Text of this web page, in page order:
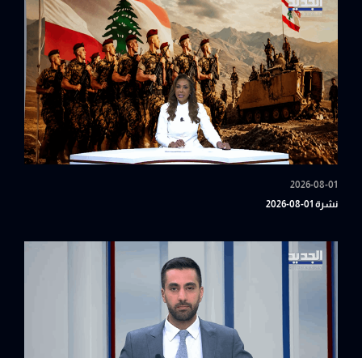
2026-08-01
نشرة 01-08-2026